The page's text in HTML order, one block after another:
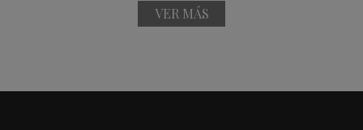
VER MÁS